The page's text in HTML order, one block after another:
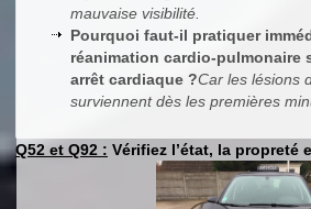
mauvaise visibilité.
Pourquoi faut-il pratiquer
réanimation cardio-pulmonaire
arrêt cardiaque ?Car les lésions
surviennent dès les premières
Q52 et Q92 : Vérifiez l’état, la propreté